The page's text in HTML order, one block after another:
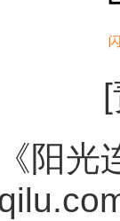
阳光